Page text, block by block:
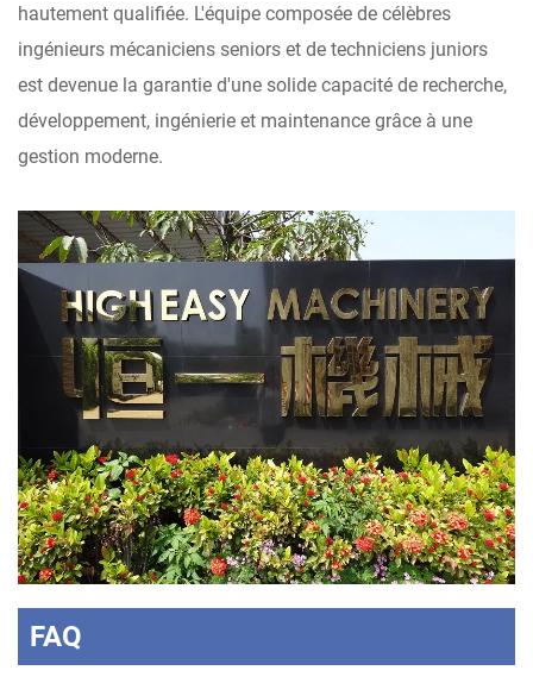
hautement qualifiée. L'équipe composée de célèbres
ingénieurs mécaniciens seniors et de techniciens juniors
est devenue la garantie d'une solide capacité de recherche,
développement, ingénierie et maintenance grâce à une
gestion moderne.
FAQ